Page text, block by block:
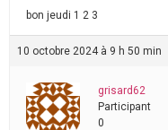
bon jeudi 1 2 3
10 octobre 2024 à 9 h 50 min
grisard62
Participant
0